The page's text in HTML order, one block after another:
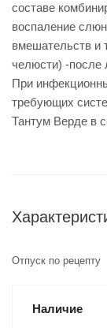
составе
воспаление
вмешательств и
челюсти) -после
При
требующих
Тантум Верде в
Отпуск по рецепту
Наличие